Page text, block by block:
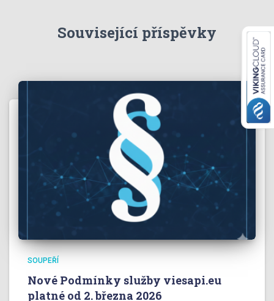
Související příspěvky
SOUPEŘÍ
Nové Podmínky služby viesapi.eu
platné od 2. března 2026